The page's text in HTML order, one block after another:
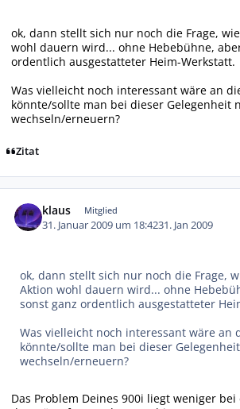
ok, dann stellt sich nur noch die Frage,
wohl dauern wird... ohne Hebebühne,
ordentlich ausgestatteter Heim-Werkstatt.
Was vielleicht noch interessant wäre an
könnte/sollte man bei dieser Gelegenheit
wechseln/erneuern?
Zitat
klaus Mitglied
31. Januar 2009 um 18:4231. Jan 2009
ok, dann stellt sich nur noch die Frage,
Aktion wohl dauern wird... ohne
sonst ganz ordentlich ausgestatteter
Was vielleicht noch interessant wäre an
könnte/sollte man bei dieser
wechseln/erneuern?
Das Problem Deines 900i liegt weniger